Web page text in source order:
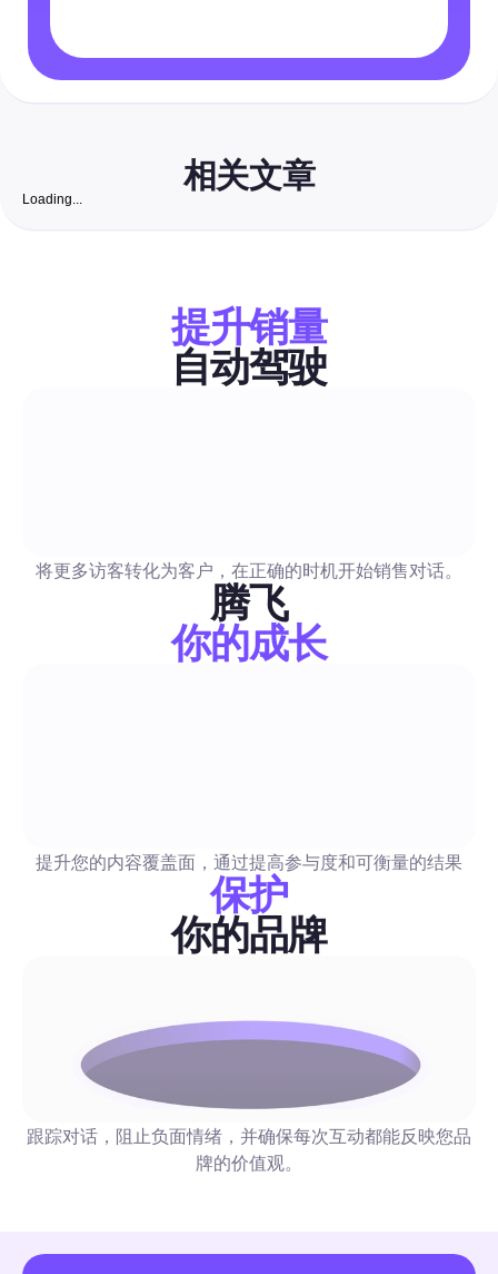
相关文章
工具列表。学习如何优先处理问题，并将SEO结果转化为自动化
作流程，以提高小团队的覆盖率和响应时间。
提升粉丝数量与互动
获取一个从周四开始的分步计划，提供确切的时间窗口以测试帖
Reels 和故事，还包括时区调整的初始时间表。计划中包含 A/B
板、测量清单和准备好的自动化方案，可以安全地安排帖子和自
提升粉丝数量与互动
扩展和自动化Reels，同时保持真实性。内容包括模版、制作清
化/管理流程样例、可重复的发布节奏，以及将Reels与潜在客户
提升粉丝数量与互动
适合周五发布Instagram帖子的最佳时间：2026年英国
助力市场营销人员提升参与度
这是一个面向英国社交团队的数据驱动的逐小时周五计划，结合
动态和Stories发布时机与行业节奏以及现成的自动化流程。了
Loading...
提升销量
自动驾驶
将更多访客转化为客户，在正确的时机开始销售对话。
腾飞
你的成长
提升您的内容覆盖面，通过提高参与度和可衡量的结果
保护
你的品牌
跟踪对话，阻止负面情绪，并确保每次互动都能反映您品
牌的价值观。